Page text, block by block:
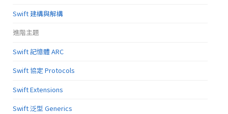
Swift 建構與解構
進階主題
Swift 記憶體 ARC
Swift 協定 Protocols
Swift Extensions
Swift 泛型 Generics